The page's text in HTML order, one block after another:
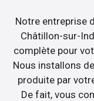
Notre entreprise
Châtillon-sur-
complète pour
Nous installons
produite par
De fait, vous